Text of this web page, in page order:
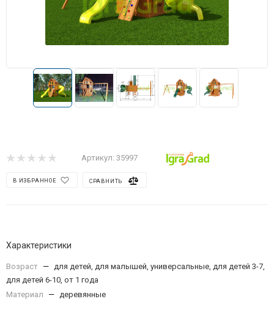
Артикул: 35997
В ИЗБРАННОЕ СРАВНИТЬ
Характеристики
Возраст — для детей, для малышей, универсальные, для детей 3-7,
для детей 6-10, от 1 года
Материал
— деревянные